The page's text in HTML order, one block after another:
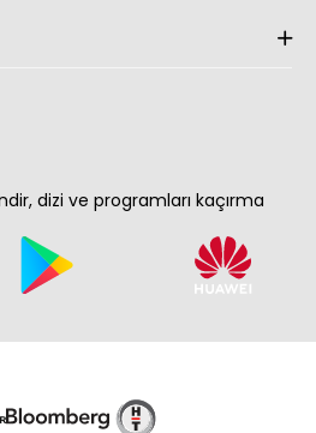
dizi ve programları kaçırma